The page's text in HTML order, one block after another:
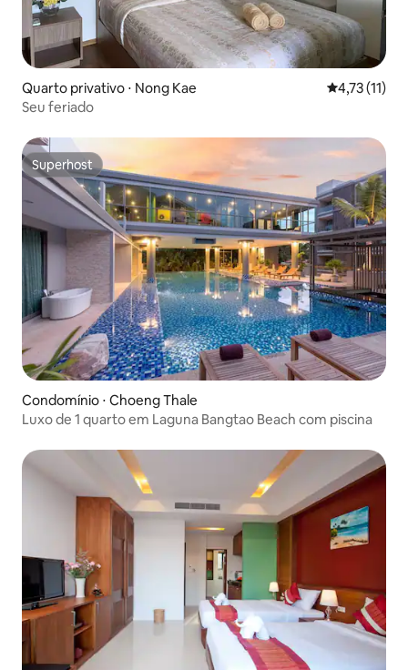
Quarto privativo ⋅ Nong Kae 4,73 de uma
4,73 (11)
Seu feriado
Superhost
Superhost
Condomínio ⋅ Choeng Thale
Luxo de 1 quarto em Laguna Bangtao Beach com piscina